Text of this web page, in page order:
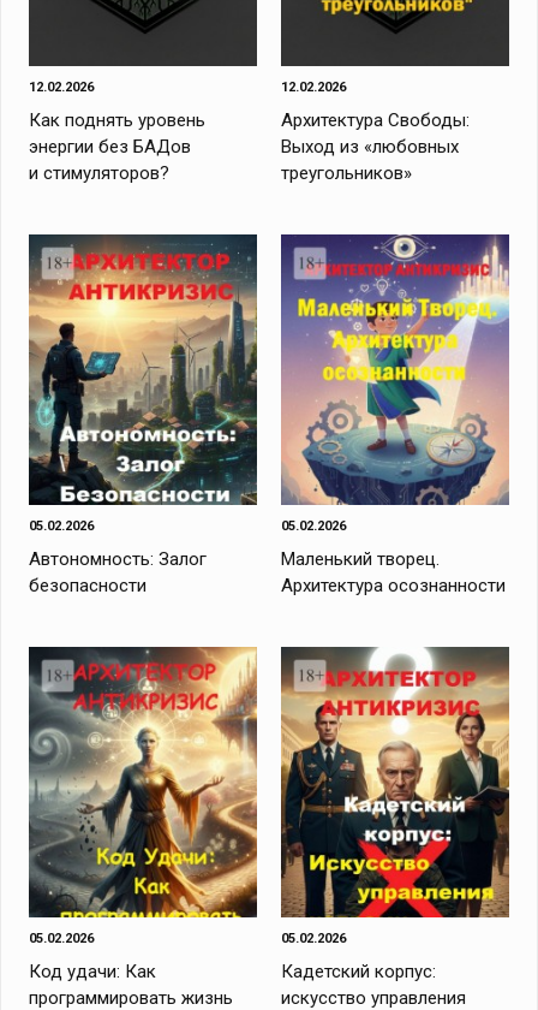
12.02.2026
Как поднять уровень
энергии без БАДов
и стимуляторов?
12.02.2026
Архитектура Свободы:
Выход из «любовных
треугольников»
05.02.2026
Автономность: Залог
безопасности
05.02.2026
Маленький творец.
Архитектура осознанности
05.02.2026
Код удачи: Как
программировать жизнь
05.02.2026
Кадетский корпус:
искусство управления